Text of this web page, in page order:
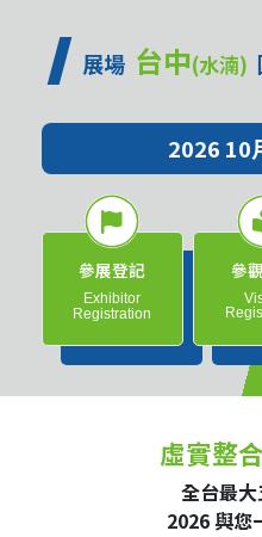
展場 台中(水湳)
2026 10
參展登記
Exhibitor
Registration
參
虛實整
全台最
2026 與您